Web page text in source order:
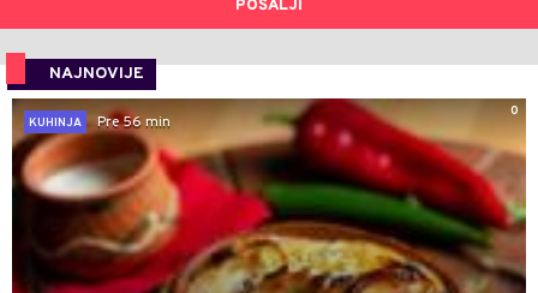
POŠALJI
NAJNOVIJE
0
KUHINJA
Pre 56 min